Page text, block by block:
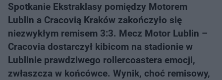
Spotkanie Ekstraklasy pomiędzy Motorem
Lublin a Cracovią Kraków zakończyło się
niezwykłym remisem 3:3. Mecz Motor Lublin –
Cracovia dostarczył kibicom na stadionie w
Lublinie prawdziwego rollercoastera emocji,
zwłaszcza w końcówce. Wynik, choć remisowy,